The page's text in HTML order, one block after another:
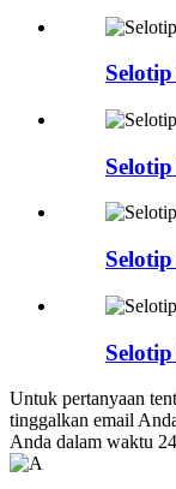
Untuk pertanyaan
tinggalkan email
Anda dalam waktu